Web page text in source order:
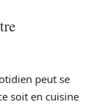
peut se
soit en cuisine